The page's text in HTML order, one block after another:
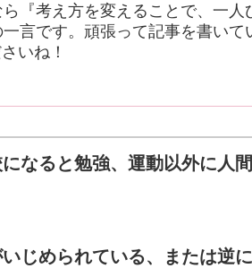
『考え方を変えることで、一人
言です。頑張って記事を書いて
いね！
なると勉強、運動以外に人
じめられている、または逆